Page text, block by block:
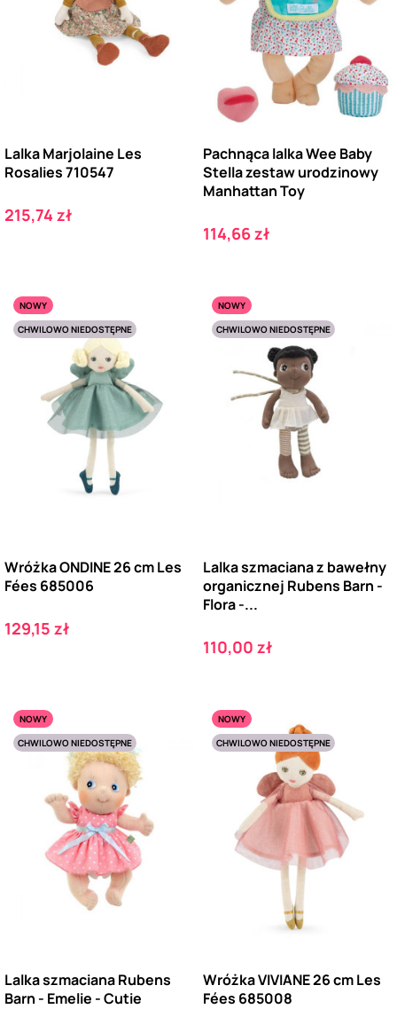
Lalka Marjolaine Les
Rosalies 710547
Cena
215,74 zł
Pachnąca lalka Wee Baby
Stella zestaw urodzinowy
Manhattan Toy
Cena
114,66 zł
NOWY
CHWILOWO NIEDOSTĘPNE
Wróżka ONDINE 26 cm Les
Fées 685006
Cena
129,15 zł
NOWY
CHWILOWO NIEDOSTĘPNE
Lalka szmaciana z bawełny
organicznej Rubens Barn -
Flora -...
Cena
110,00 zł
NOWY
CHWILOWO NIEDOSTĘPNE
Lalka szmaciana Rubens
Barn - Emelie - Cutie
NOWY
CHWILOWO NIEDOSTĘPNE
Wróżka VIVIANE 26 cm Les
Fées 685008